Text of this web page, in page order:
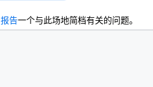
报告一个与此场地简档有关的问题。